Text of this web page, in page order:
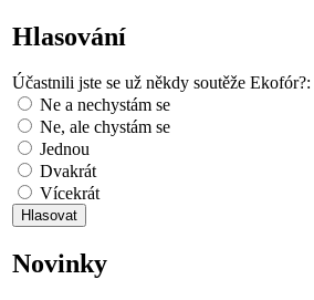
Hlasování
Účastnili jste se už někdy soutěže Ekofór?:
Ne a nechystám se
Ne, ale chystám se
Jednou
Dvakrát
Vícekrát
Novinky